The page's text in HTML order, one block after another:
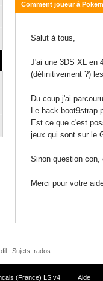
Comment joueur à
Salut à tous,
J'ai une 3DS XL en
(définitivement ?)
Du coup j'ai
Le hack boot9strap
Est ce que c'est
jeux qui sont sur le
Sinon question con,
Merci pour votre
: Sujets: rados
(France) LS v4 Aide